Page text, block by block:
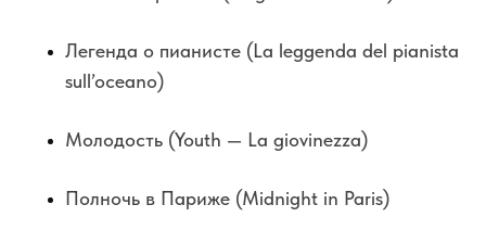
Легенда о пианисте (La leggenda del pianista
sull’oceano)
Молодость (Youth — La giovinezza)
Полночь в Париже (Midnight in Paris)